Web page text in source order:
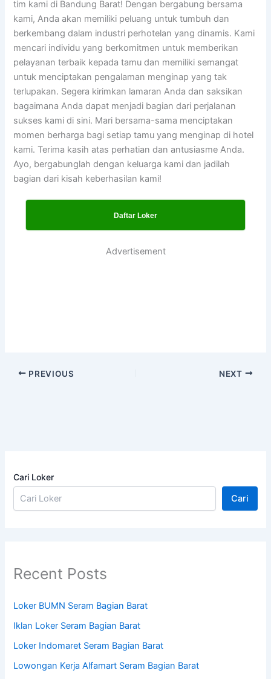
tim kami di Bandung Barat! Dengan bergabung bersama
kami, Anda akan memiliki peluang untuk tumbuh dan
berkembang dalam industri perhotelan yang dinamis. Kami
mencari individu yang berkomitmen untuk memberikan
pelayanan terbaik kepada tamu dan memiliki semangat
untuk menciptakan pengalaman menginap yang tak
terlupakan. Segera kirimkan lamaran Anda dan saksikan
bagaimana Anda dapat menjadi bagian dari perjalanan
sukses kami di sini. Mari bersama-sama menciptakan
momen berharga bagi setiap tamu yang menginap di hotel
kami. Terima kasih atas perhatian dan antusiasme Anda.
Ayo, bergabunglah dengan keluarga kami dan jadilah
bagian dari kisah keberhasilan kami!
Daftar Loker
Advertisement
PREVIOUS NEXT
Cari Loker
Cari
Recent Posts
Loker BUMN Seram Bagian Barat
Iklan Loker Seram Bagian Barat
Loker Indomaret Seram Bagian Barat
Lowongan Kerja Alfamart Seram Bagian Barat